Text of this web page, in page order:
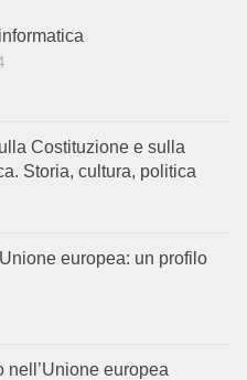
Costituzione e sulla
Storia, cultura, politica
europea: un profilo
nell’Unione europea